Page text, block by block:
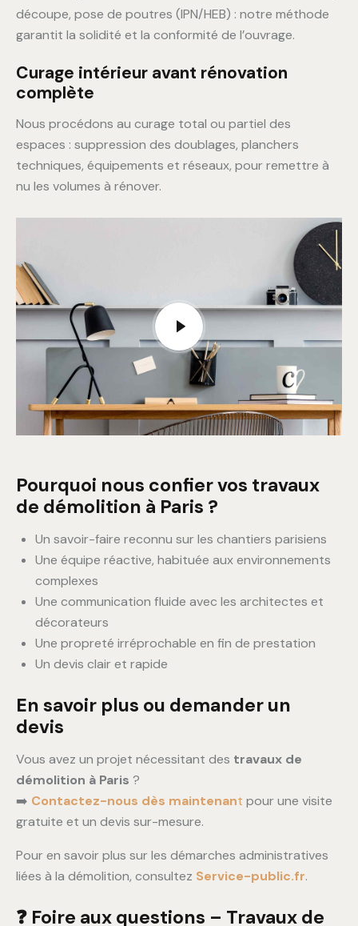
découpe, pose de poutres (IPN/HEB) : notre méthode
garantit la solidité et la conformité de l’ouvrage.
Curage intérieur avant rénovation
complète
Nous procédons au curage total ou partiel des
espaces : suppression des doublages, planchers
techniques, équipements et réseaux, pour remettre à
nu les volumes à rénover.
Pourquoi nous confier vos travaux
de démolition à Paris ?
Un savoir-faire reconnu sur les chantiers parisiens
Une équipe réactive, habituée aux environnements
complexes
Une communication fluide avec les architectes et
décorateurs
Une propreté irréprochable en fin de prestation
Un devis clair et rapide
En savoir plus ou demander un
devis
Vous avez un projet nécessitant des travaux de
démolition à Paris ?
➡️ Contactez-nous dès maintenant pour une visite
gratuite et un devis sur-mesure.
Pour en savoir plus sur les démarches administratives
liées à la démolition, consultez Service-public.fr.
❓ Foire aux questions – Travaux de